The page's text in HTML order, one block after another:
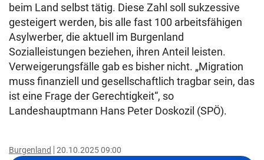
beim Land selbst tätig. Diese Zahl soll sukzessive
gesteigert werden, bis alle fast 100 arbeitsfähigen
Asylwerber, die aktuell im Burgenland
Sozialleistungen beziehen, ihren Anteil leisten.
Verweigerungsfälle gab es bisher nicht. „Migration
muss finanziell und gesellschaftlich tragbar sein, das
ist eine Frage der Gerechtigkeit“, so
Landeshauptmann Hans Peter Doskozil (SPÖ).
Burgenland 20.10.2025 09:00